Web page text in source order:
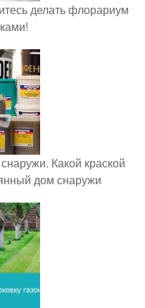
делать флорариум
Какой краской
дом снаружи